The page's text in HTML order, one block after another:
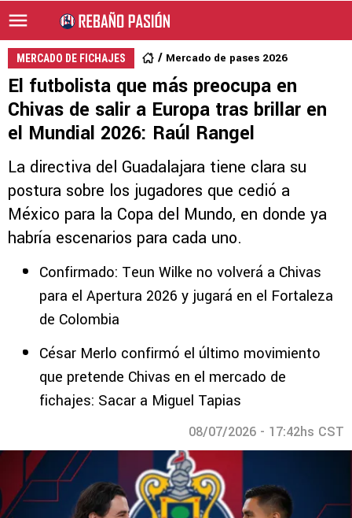
MERCADO DE FICHAJES Mercado de pases 2026
El futbolista que más preocupa en
Chivas de salir a Europa tras brillar en
el Mundial 2026: Raúl Rangel
La directiva del Guadalajara tiene clara su
postura sobre los jugadores que cedió a
México para la Copa del Mundo, en donde ya
habría escenarios para cada uno.
Confirmado: Teun Wilke no volverá a Chivas
para el Apertura 2026 y jugará en el Fortaleza
de Colombia
César Merlo confirmó el último movimiento
que pretende Chivas en el mercado de
fichajes: Sacar a Miguel Tapias
08/07/2026 - 17:42hs CST